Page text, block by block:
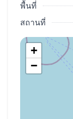
นายได้เปรียบ
การลงทุน
อิสระส่วน
วันก่อนต่
สติกเกอ
บันเทิงแ
พื้นที่
สถานที่
+
−